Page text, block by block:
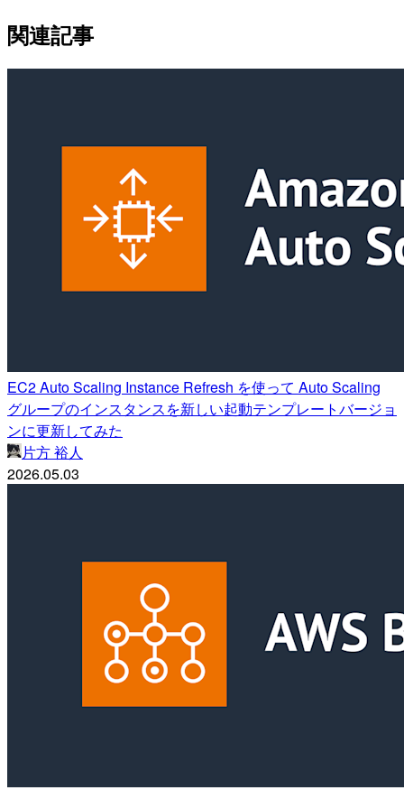
関連記事
EC2 Auto Scaling Instance Refresh を使って Auto Scaling
グループのインスタンスを新しい起動テンプレートバージョ
ンに更新してみた
片方 裕人
2026.05.03